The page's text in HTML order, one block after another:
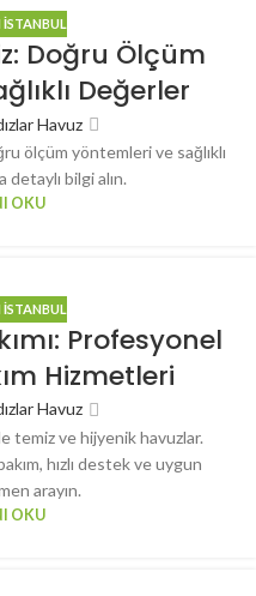
Doğru Ölçüm
Değerler
Havuz
ölçüm yöntemleri ve sağlıklı
detaylı bilgi alın.
OKU
Profesyonel
Hizmetleri
Havuz
temiz ve hijyenik havuzlar.
hızlı destek ve uygun
arayın.
OKU